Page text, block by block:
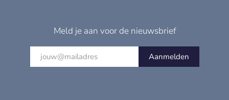
Meld je aan voor de nieuwsbrief
Aanmelden